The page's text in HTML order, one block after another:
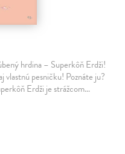
hrdina – Superkôň Erdži!
vlastnú pesničku! Poznáte ju?
Erdži je strážcom…